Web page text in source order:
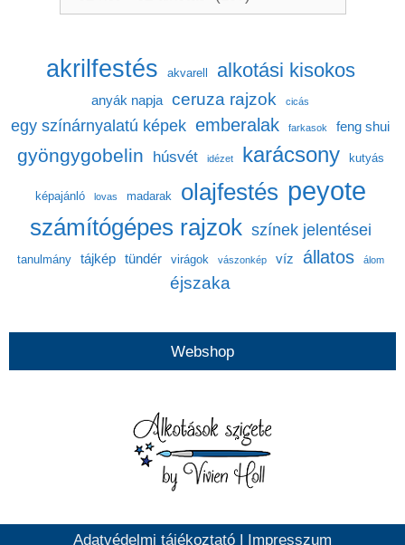
akrilfestés akvarell alkotási kisokos
anyák napja ceruza rajzok cicás
egy színárnyalatú képek emberalak farkasok feng shui
gyöngygobelin húsvét idézet karácsony kutyás
képajánló lovas madarak olajfestés peyote
számítógépes rajzok színek jelentései
tanulmány tájkép tündér virágok vászonkép víz állatos álom
éjszaka
Webshop
Adatvédelmi tájékoztató Impresszum